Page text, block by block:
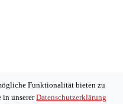
Funktionalität bieten zu
in unsererDatenschutzerklärung